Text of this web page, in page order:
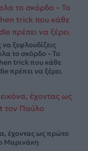
ξεφλουδίζεις
το σκόρδο – Το
trick που κάθε
πρέπει να ξέρει
έχοντας ως πρώτο
Μαρινάκη